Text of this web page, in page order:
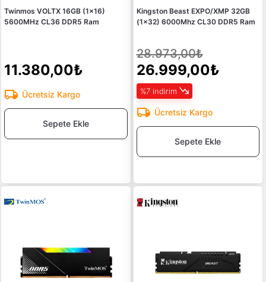
Twinmos VOLTX 16GB (1x16)
5600MHz CL36 DDR5 Ram
11.380,00₺
Ücretsiz Kargo
Sepete Ekle
Kingston Beast EXPO/XMP 32GB
(1x32) 6000Mhz CL30 DDR5 Ram
28.973,00₺
26.999,00₺
%7 indirim
Ücretsiz Kargo
Sepete Ekle